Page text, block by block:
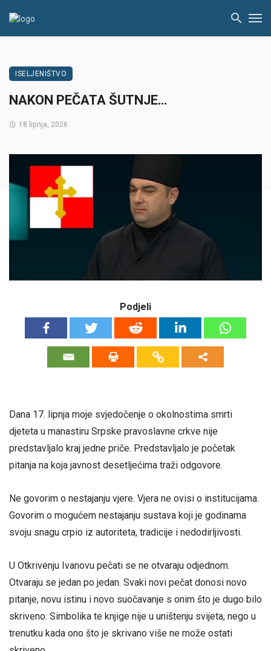
ISELJENIŠTVO
NAKON PEČATA ŠUTNJE…
18 lipnja, 2026
Podjeli
Dana 17. lipnja moje svjedočenje o okolnostima smrti
djeteta u manastiru Srpske pravoslavne crkve nije
predstavljalo kraj jedne priče. Predstavljalo je početak
pitanja na koja javnost desetljećima traži odgovore.
Ne govorim o nestajanju vjere. Vjera ne ovisi o institucijama.
Govorim o mogućem nestajanju sustava koji je godinama
svoju snagu crpio iz autoriteta, tradicije i nedodirljivosti.
U Otkrivenju Ivanovu pečati se ne otvaraju odjednom.
Otvaraju se jedan po jedan. Svaki novi pečat donosi novo
pitanje, novu istinu i novo suočavanje s onim što je dugo bilo
skriveno. Simbolika te knjige nije u uništenju svijeta, nego u
trenutku kada ono što je skrivano više ne može ostati